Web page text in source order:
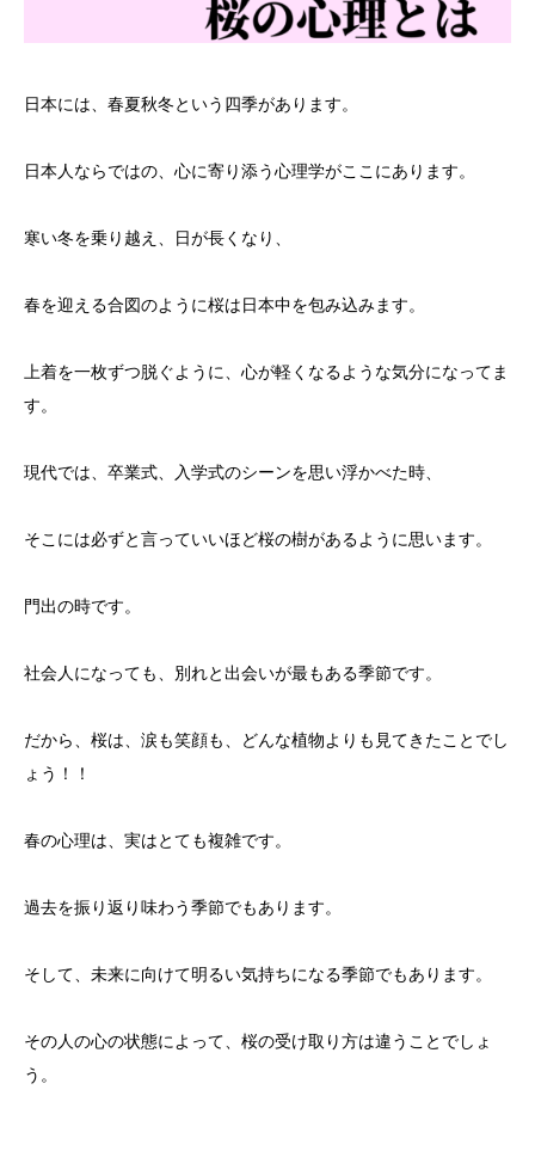
日本には、春夏秋冬という四季があります。
日本人ならではの、心に寄り添う心理学がここにあります。
寒い冬を乗り越え、日が長くなり、
春を迎える合図のように桜は日本中を包み込みます。
上着を一枚ずつ脱ぐように、心が軽くなるような気分になってま
す。
現代では、卒業式、入学式のシーンを思い浮かべた時、
そこには必ずと言っていいほど桜の樹があるように思います。
門出の時です。
社会人になっても、別れと出会いが最もある季節です。
だから、桜は、涙も笑顔も、どんな植物よりも見てきたことでし
ょう！！
春の心理は、実はとても複雑です。
過去を振り返り味わう季節でもあります。
そして、未来に向けて明るい気持ちになる季節でもあります。
その人の心の状態によって、桜の受け取り方は違うことでしょ
う。